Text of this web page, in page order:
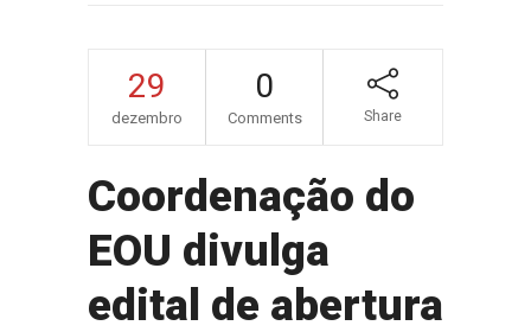
29
dezembro
0
Comments Share
Coordenação do
EOU divulga
edital de abertura